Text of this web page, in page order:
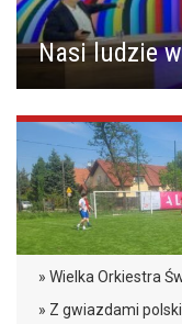
Nasi ludzie
» Wielka Orkiestra
» Z gwiazdami